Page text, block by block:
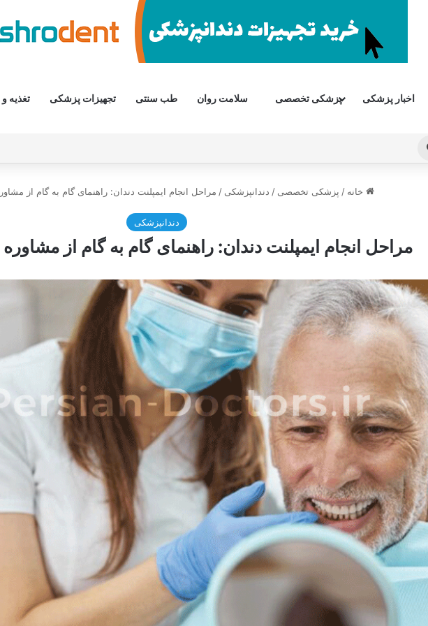
اخبار پزشکی پزشکی تخصصی سلامت روان طب سنتی تجهیزات پزشکی تغذیه
جستجو
خانه / پزشکی تخصصی / دندانپزشکی / مراحل انجام ایمپلنت دندان: راهنمای گام به گام از
دندانپزشکی
مراحل انجام ایمپلنت دندان: راهنمای گام به گام از مشاوره